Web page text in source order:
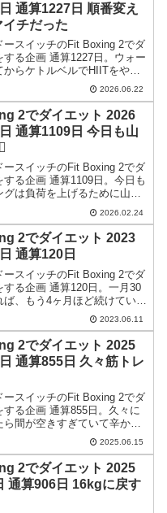
通算1227日 順番変え
イチだった
ースイッチのFit Boxing 2でダ
する企画 通算1227日。ウォー
からケトルベルでHIITをやっ
ギー切れでイマイチな結果
2026.06.22
2でダイエット 2026
通算1109日 今日も山
ースイッチのFit Boxing 2でダ
する企画 通算1109日。今日も
グは負荷を上げるために山コ
2026.02.24
2でダイエット 2023
通算120日
ースイッチのFit Boxing 2でダ
する企画 通算120日。一月30
ば、もう4ヶ月ほど続けている
2023.06.11
2でダイエット 2025
通算855日 久々筋トレ
ースイッチのFit Boxing 2でダ
する企画 通算855日。久々に
間が空きすぎていて辛かっ
2025.06.15
2でダイエット 2025
通算906日 16kgに戻す